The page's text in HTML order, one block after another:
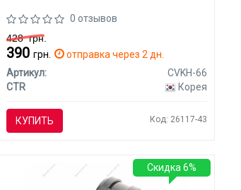
0 отзывов
428грн.
390грн.
отправка через 2 дн.
Артикул:
CVKH-66
CTR
Корея
КУПИТЬ Код: 26117-43
Скидка 6%